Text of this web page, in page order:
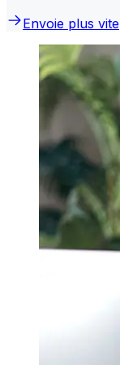
Envoie plus vite